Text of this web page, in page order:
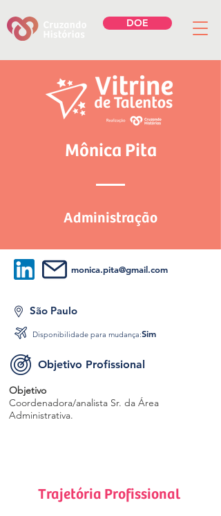
DOE
Mônica Pita
Administração
Objetivo Profissional
Objetivo
Coordenadora/analista Sr. da Área
Administrativa.
monica.pita@gmail.com
São Paulo
Disponibilidade para mudança:Sim
Trajetória Profissional